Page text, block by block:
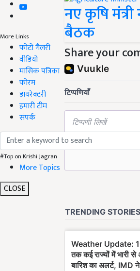
More Links
फोटो गैलरी
वीडियो
मासिक पत्रिका
फोरम
डायरेक्टरी
हमारी टीम
संपर्क
#Top on Krishi Jagran
More Topics
CLOSE
नए कृषि
बैठक
Share your